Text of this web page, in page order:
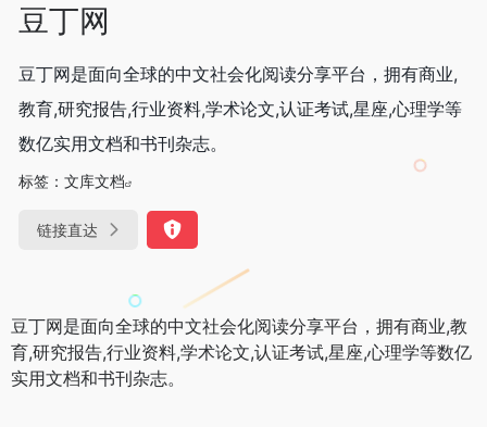
豆丁网
豆丁网是面向全球的中文社会化阅读分享平台，拥有商业,
教育,研究报告,行业资料,学术论文,认证考试,星座,心理学等
数亿实用文档和书刊杂志。
标签： 文库文档
链接直达
豆丁网是面向全球的中文社会化阅读分享平台，拥有商业,教
育,研究报告,行业资料,学术论文,认证考试,星座,心理学等数亿
实用文档和书刊杂志。